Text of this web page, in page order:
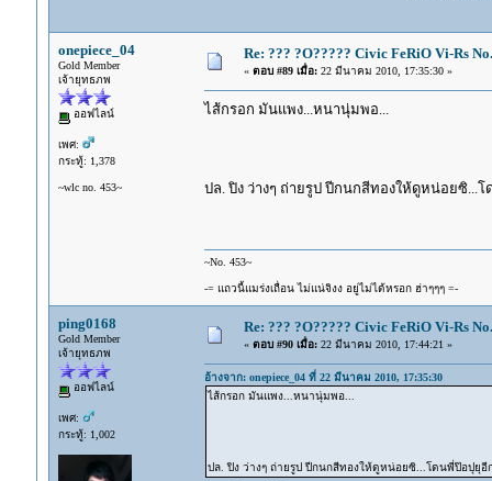
onepiece_04
Gold Member
เจ้ายุทธภพ
ออฟไลน์
เพศ:
กระทู้: 1,378
~wlc no. 453~
Re: ??? ?O????? Civic FeRiO Vi-Rs
« ตอบ #89 เมื่อ:22 มีนาคม 2010, 17:35:30 »
ไส้กรอก มันแพง...หนานุ่มพอ...
ปล. ปิง ว่างๆ ถ่ายรูป ปีกนกสีทองให้ดูหน่อยซิ
~No. 453~
-= แถวนี้แมร่งเถื่อน ไม่แน่จิงง อยู่ไม่ได้หรอก ฮ่าๆๆๆ =-
ping0168
Gold Member
เจ้ายุทธภพ
ออฟไลน์
เพศ:
กระทู้: 1,002
Re: ??? ?O????? Civic FeRiO Vi-Rs
« ตอบ #90 เมื่อ:22 มีนาคม 2010, 17:44:21 »
อ้างจาก: onepiece_04 ที่ 22 มีนาคม 2010, 17:35:30
ไส้กรอก มันแพง...หนานุ่มพอ...
ปล. ปิง ว่างๆ ถ่ายรูป ปีกนกสีทองให้ดูหน่อยซิ...โดนพี่ป๊อปุ